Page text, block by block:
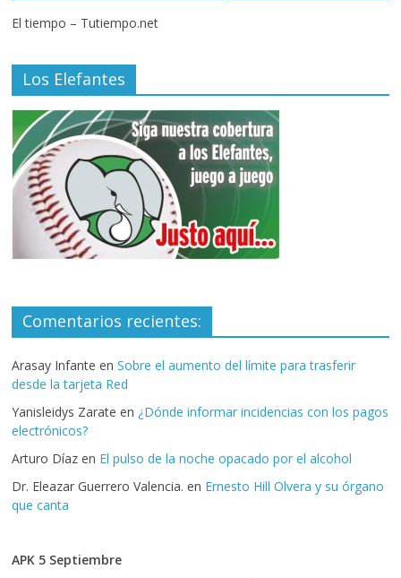
El tiempo – Tutiempo.net
Los Elefantes
Comentarios recientes:
Arasay Infante enSobre el aumento del límite para trasferir
desde la tarjeta Red
Yanisleidys Zarate en ¿Dónde informar incidencias con los pagos
electrónicos?
Arturo Díaz en El pulso de la noche opacado por el alcohol
Dr. Eleazar Guerrero Valencia. en Ernesto Hill Olvera y su órgano
que canta
APK 5 Septiembre